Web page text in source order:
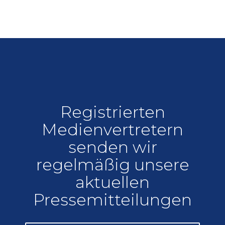
Registrierten
Medienvertretern
senden wir
regelmäßig unsere
aktuellen
Pressemitteilungen